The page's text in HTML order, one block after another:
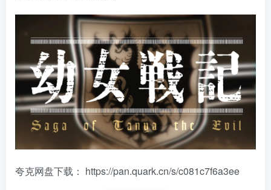
夸克网盘下载： https://pan.quark.cn/s/c081c7f6a3ee